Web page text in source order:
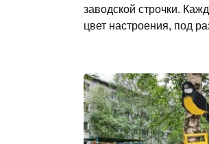
заводской строчки.
цвет настроения, под